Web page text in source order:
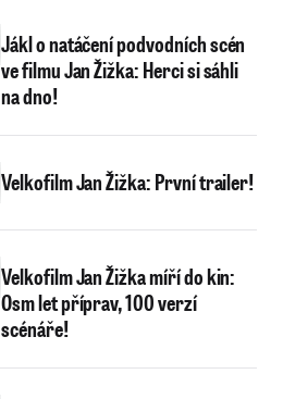
Jákl o natáčení podvodních scén
ve filmu Jan Žižka: Herci si sáhli
na dno!
Velkofilm Jan Žižka: První trailer!
Velkofilm Jan Žižka míří do kin:
Osm let příprav, 100 verzí
scénáře!